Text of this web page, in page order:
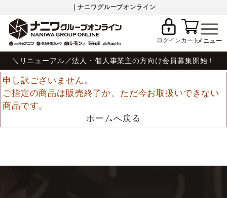
｜ナニワグループオンライン
ログインカート
＼リニューアル／法人・個人事業主の方向け会員募集開始！
申し訳ございません。
ご指定の商品は販売終了か、ただ今お取扱いできない
商品です。
ホームへ戻る